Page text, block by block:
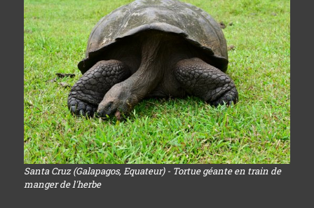
Santa Cruz (Galapagos, Equateur) - Tortue géante en train de
manger de l'herbe